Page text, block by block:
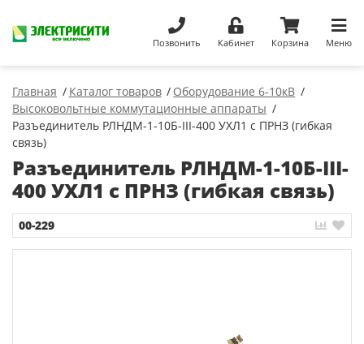
Позвонить Кабинет Корзина Меню
Главная Каталог товаров
Оборудование 6-10кВ
Высоковольтные коммутационные аппараты
Разъединитель РЛНДМ-1-10Б-III-400 УХЛ1 с ПРНЗ (гибкая
связь)
Разъединитель РЛНДМ-1-10Б-III-
400 УХЛ1 с ПРНЗ (гибкая связь)
00-229